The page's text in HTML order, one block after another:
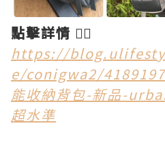
點擊詳情 👉🏻
https://
e/conigwa2/
能收納背包-新品-
超水準